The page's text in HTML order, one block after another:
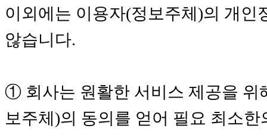
이외에는 이용자(정보주체)의 개인
않습니다.
① 회사는 원활한 서비스 제공을 위
보주체)의 동의를 얻어 필요 최소